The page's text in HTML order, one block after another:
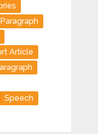
Paragraph
Article
Speech